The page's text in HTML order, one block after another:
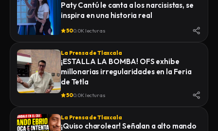
Paty Cantú le canta a los narcisistas, se
inspira en una historia real
500.0K lecturas
La Prensa de Tlaxcala
¡ESTALLA LA BOMBA! OFS exhibe
millonarias irregularidades en la Feria
de Tetla
500.0K lecturas
La Prensa de Tlaxcala
¡Quiso charolear! Señalan a alto mando